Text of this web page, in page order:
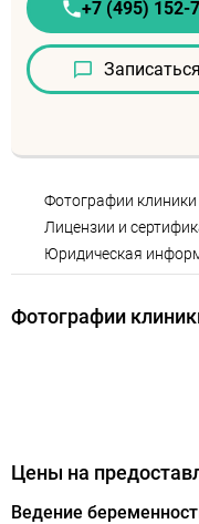
+7 (495) 152-
Записаться
Фотографии клиники
Лицензии и
Юридическая
Фотографии
Цены на
Ведение